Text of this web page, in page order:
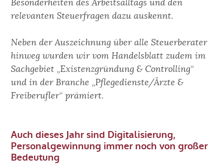
Besonderheiten des Arbeitsalltags und den
relevanten Steuerfragen dazu auskennt.
Neben der Auszeichnung über alle Steuerberater
hinweg wurden wir vom Handelsblatt zudem im
Sachgebiet „Existenzgründung & Controlling“
und in der Branche „Pflegedienste/Ärzte &
Freiberufler“ prämiert.
Auch dieses Jahr sind Digitalisierung,
Personal­gewinnung immer noch von großer
Bedeutung